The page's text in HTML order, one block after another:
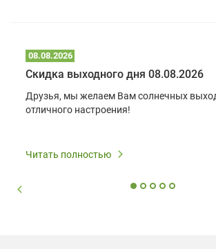
08.08.2026
Скидка выходного дня 08.08.2026
Друзья, мы желаем Вам солнечных
отличного настроения!
Читать полностью